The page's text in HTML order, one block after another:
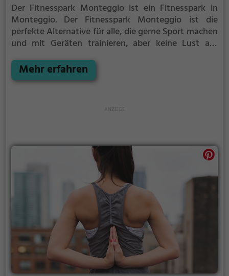
Der Fitnesspark Monteggio ist ein Fitnesspark in
Monteggio. Der Fitnesspark Monteggio ist die
perfekte Alternative für alle, die gerne Sport machen
und mit Geräten trainieren, aber keine Lust auf
Mehr erfahren